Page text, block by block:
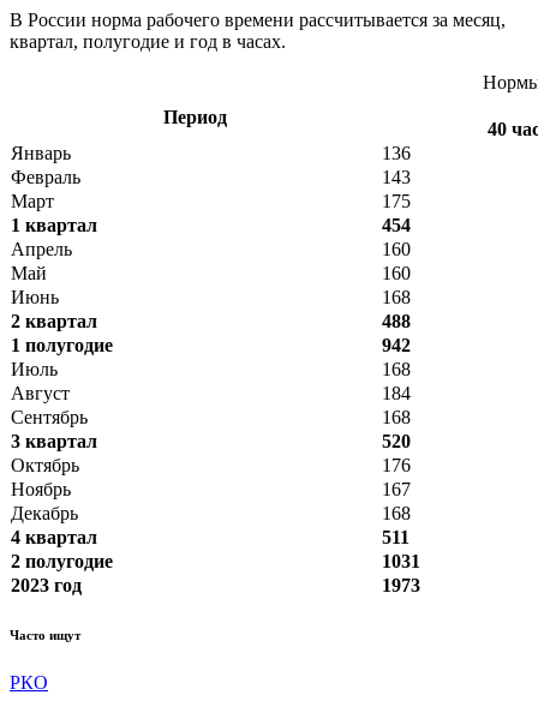
В России норма рабочего времени рассчитывается за месяц,
квартал, полугодие и год в часах.
Нормы
Период
40
Январь
136
Февраль
143
Март
175
1 квартал
454
Апрель
160
Май
160
Июнь
168
2 квартал
488
1 полугодие
942
Июль
168
Август
184
Сентябрь
168
3 квартал
520
Октябрь
176
Ноябрь
167
Декабрь
168
4 квартал
511
2 полугодие
1031
2023 год
1973
Часто ищут
РКО